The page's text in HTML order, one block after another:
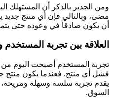
ومن الجدير بالذكر أن المستهلك
مضى، وبالتالي فإن أي منتج جديد
أن يكون صادقاً في وعوده حتى
العلاقة بين تجربة المستخدم
تجربة المستخدم أصبحت اليوم من
فشل أي منتج. فعندما يكون منتج
يقدم تجربة سلسة وسهلة
السوق.